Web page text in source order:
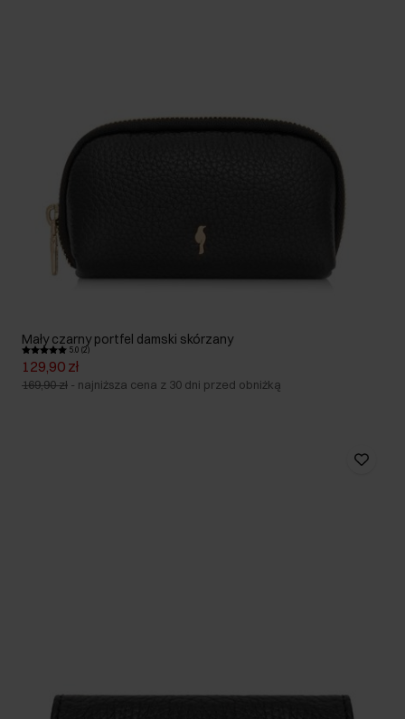
Mały czarny portfel damski skórzany
5.0 (2)
129,90 zł
169,90 zł - najniższa cena z 30 dni przed obniżką